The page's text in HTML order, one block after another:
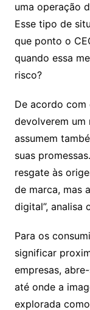
uma operação
Esse tipo de
que ponto o
quando essa
risco?
De acordo com
devolverem um
assumem
suas
resgate às
de marca, mas
digital”, analisa
Para os
significar
empresas,
até onde a
explorada